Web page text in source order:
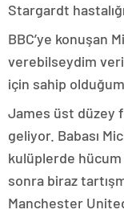
Stargardt
BBC’ye konuşan
verebilseydim
için sahip
James üst düzey
geliyor. Babası
kulüplerde hücum
sonra biraz
Manchester